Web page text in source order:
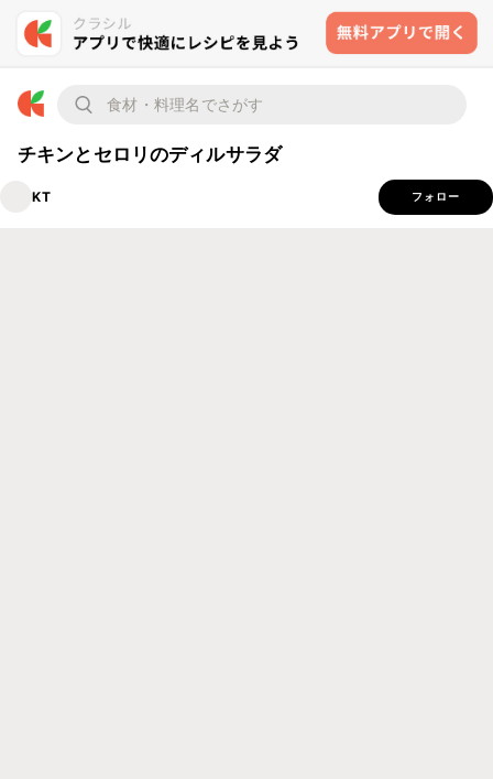
チキンとセロリのディルサラダ
KT フォロー